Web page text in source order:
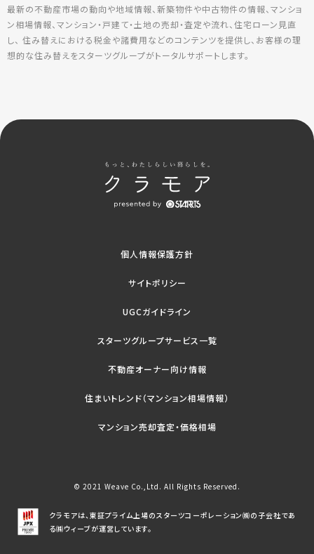
最新の不動産市場の動向や地域情報、新築物件や中古物件の情報、マンショ
ン相場情報、マンション・戸建て・土地の売却・査定や流れ、住宅ローン見直
し、 住み替えにおける税金や諸費用などのコンテンツを提供し、お客様の理
想的な住み替えをスターツグループがトータルサポートします。
個人情報保護方針
サイトポリシー
UGCガイドライン
スターツグループサービス一覧
不動産オーナー向け情報
住まいトレンド（マンション相場情報）
マンション売却査定・価格相場
© 2021 Weave Co.,Ltd. All Rights Reserved.
クラモアは、東証プライム上場のスターツコーポレーション㈱の子会社であ
る㈱ウィーブが運営しています。